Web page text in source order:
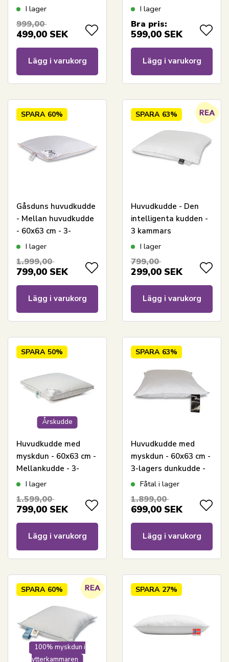
Nordstrand Home
I lager
999,00
499,00 SEK
Lägg i varukorg
60x63cm -
I lager
Bra pris:
599,00 SEK
Lägg i varukorg
SPARA 60%
Gåsduns huvudkudde
- Mellan huvudkudde
- 60x63 cm - 3-
kammarskudde - Borg
I lager
1.999,00
799,00 SEK
Lägg i varukorg
SPARA 63%
Huvudkudde - Den
intelligenta kudden -
3 kammars
mellanhuvudkudde -
I lager
799,00
299,00 SEK
Lägg i varukorg
Årskudde
SPARA 50%
Huvudkudde med
myskdun - 60x63 cm -
Mellankudde - 3-
kammars dunkudde -
I lager
1.599,00
799,00 SEK
Lägg i varukorg
SPARA 63%
Huvudkudde med
myskdun - 60x63 cm -
3-lagers dunkudde -
Dansk Favoritkudde
Fåtal i lager
1.899,00
699,00 SEK
Lägg i varukorg
100% myskdun i
ytterkammaren
SPARA 60% SPARA 27%